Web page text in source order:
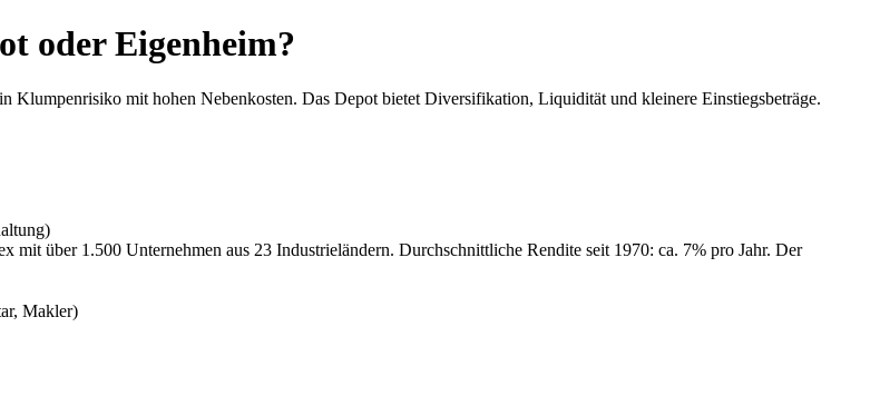
oder Eigenheim?
mit hohen Nebenkosten. Das Depot bietet Diversifikation, Liquidität und kleinere Einstiegsbeträge.
mit über 1.500 Unternehmen aus 23 Industrieländern. Durchschnittliche Rendite seit 1970: ca. 7% pro Jahr. Der
Makler)